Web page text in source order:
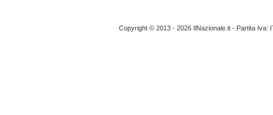
Copyright © 2013 - 2026 IlNazionale.it - Partita Iva: